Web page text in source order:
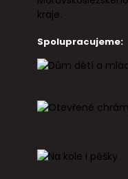
Spolupracujeme: